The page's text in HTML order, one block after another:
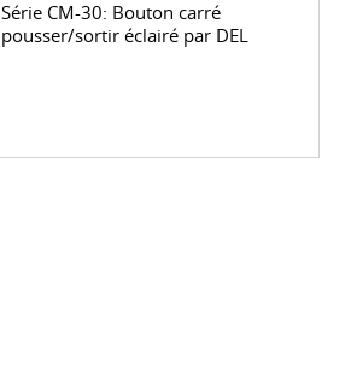
Série CM-30: Bouton carré
pousser/sortir éclairé par DEL